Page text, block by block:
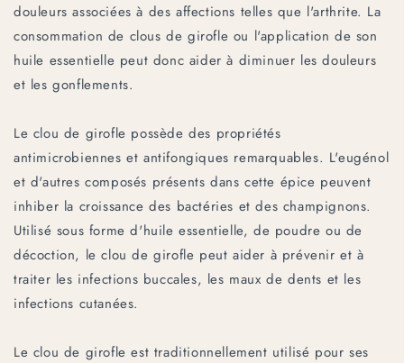
douleurs associées à des affections telles que l'arthrite. La
consommation de clous de girofle ou l'application de son
huile essentielle peut donc aider à diminuer les douleurs
et les gonflements.
Le clou de girofle possède des propriétés
antimicrobiennes et antifongiques remarquables. L'eugénol
et d'autres composés présents dans cette épice peuvent
inhiber la croissance des bactéries et des champignons.
Utilisé sous forme d'huile essentielle, de poudre ou de
décoction, le clou de girofle peut aider à prévenir et à
traiter les infections buccales, les maux de dents et les
infections cutanées.
Le clou de girofle est traditionnellement utilisé pour ses